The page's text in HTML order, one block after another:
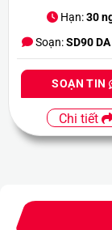
Hạn:30
Soạn:SD90 DA
SOẠN TIN
Chi tiết